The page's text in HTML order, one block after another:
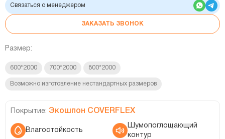
Связаться с менеджером
ЗАКАЗАТЬ ЗВОНОК
Размер:
600*2000 700*2000 800*2000
Возможно изготовление нестандартных размеров
Покрытие: Экошпон COVERFLEX
Влагостойкость
Шумопоглощающий
контур